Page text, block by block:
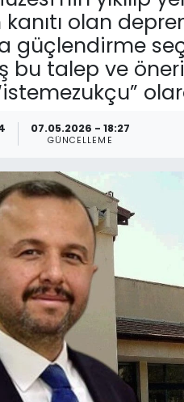
kanıtı olan
güçlendirme
bu talep ve
07.05.2026 - 18:27
GÜNCELLEME